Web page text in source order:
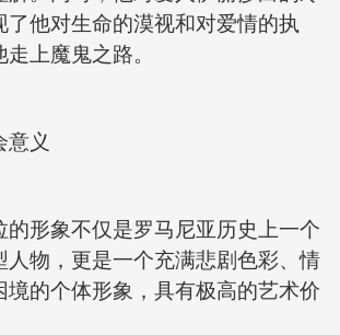
了他对生命的漠视和对爱情的执
上魔鬼之路。
意义
的形象不仅是罗马尼亚历史上一个
人物，更是一个充满悲剧色彩、情
境的个体形象，具有极高的艺术价